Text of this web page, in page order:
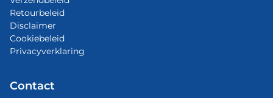
Retourbeleid
Disclaimer
Cookiebeleid
Privacyverklaring
Contact